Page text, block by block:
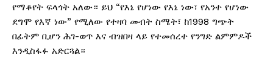
የማቆየት ፍላጎት አለው። ይህ “የእኔ የሆነው የእኔ ነው፣ የአንተ የሆነው
ደግሞ የእኛ ነው” የሚለው የተዛባ መብት ስሜት፣ ከ1998 ግጭት
በፊትም ቢሆን ሕገ-ወጥ እና ብዝበዛ ላይ የተመሰረተ የንግድ ልምምዶች
እንዲስፋፉ አድርጓል።